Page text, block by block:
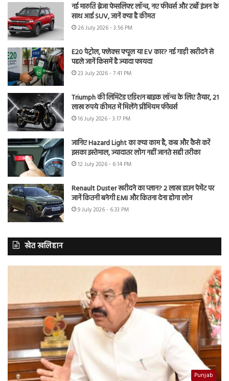
नई मारुति ब्रेजा फेसलिफ्ट लॉन्च, नए फीचर्स और टर्बो इंजन के
साथ आई SUV, जानें क्या है कीमत
26 July 2026 - 3:56 PM
E20 पेट्रोल, फ्लेक्स फ्यूल या EV कार? नई गाड़ी खरीदने से
पहले जानें किसमें है ज्यादा फायदा
23 July 2026 - 7:41 PM
Triumph की लिमिटेड एडिशन बाइक लॉन्च के लिए तैयार, 21
लाख रुपये कीमत में मिलेंगे प्रीमियम फीचर्स
16 July 2026 - 3:17 PM
जानिए Hazard Light का क्या काम है, कब और कैसे करें
इसका इस्तेमाल, ज्यादातर लोग नहीं जानते सही तरीका
12 July 2026 - 6:14 PM
Renault Duster खरीदने का प्लान? 2 लाख डाउन पेमेंट पर
जानें कितनी बनेगी EMI और कितना देना होगा लोन
9 July 2026 - 6:33 PM
खेत खलिहान
Punjab